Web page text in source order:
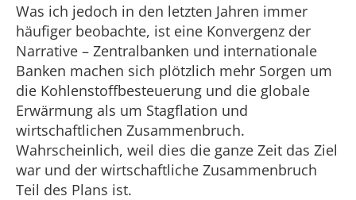
Was ich jedoch in den letzten Jahren immer
häufiger beobachte, ist eine Konvergenz der
Narrative – Zentralbanken und internationale
Banken machen sich plötzlich mehr Sorgen um
die Kohlenstoffbesteuerung und die globale
Erwärmung als um Stagflation und
wirtschaftlichen Zusammenbruch.
Wahrscheinlich, weil dies die ganze Zeit das Ziel
war und der wirtschaftliche Zusammenbruch
Teil des Plans ist.